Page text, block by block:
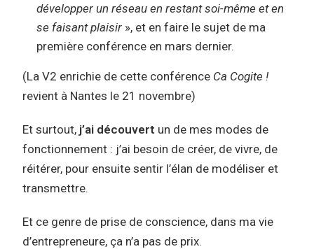
développer un réseau en restant soi-même et en
se faisant plaisir », et en faire le sujet de ma
première conférence en mars dernier.
(La V2 enrichie de cette conférence Ca Cogite !
revient à Nantes le 21 novembre)
Et surtout, j’ai découvert un de mes modes de
fonctionnement : j’ai besoin de créer, de vivre, de
réitérer, pour ensuite sentir l’élan de modéliser et
transmettre.
Et ce genre de prise de conscience, dans ma vie
d’entrepreneure, ça n’a pas de prix.